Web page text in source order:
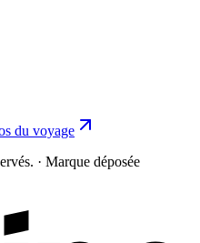
du voyage
· Marque déposée